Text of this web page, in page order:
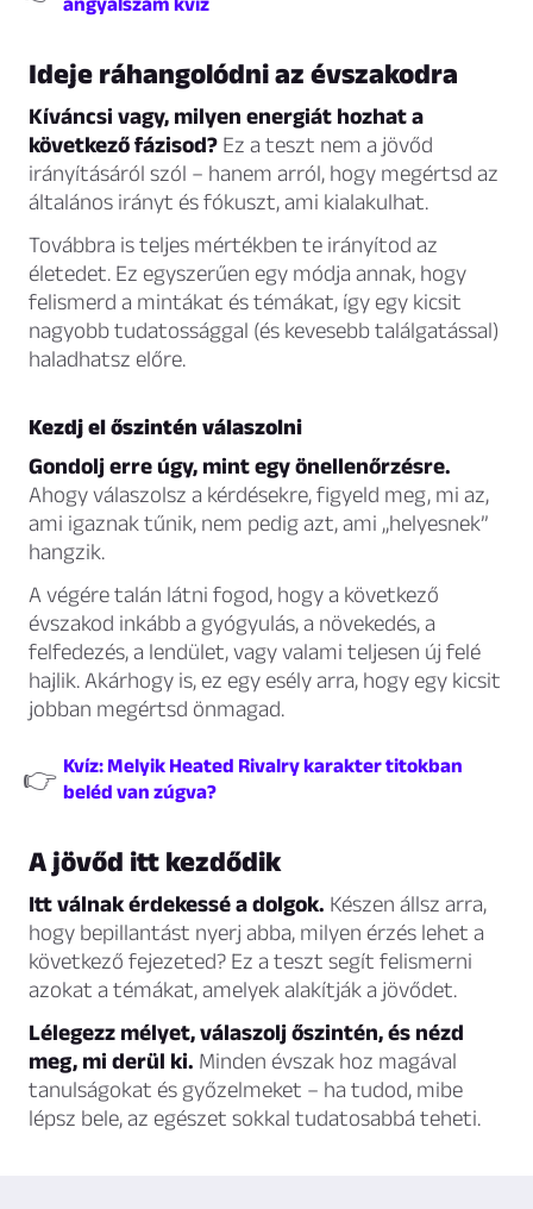
Ideje ráhangolódni az évszakodra
Kíváncsi vagy, milyen energiát hozhat a
következő fázisod? Ez a teszt nem a jövőd
irányításáról szól – hanem arról, hogy megértsd az
általános irányt és fókuszt, ami kialakulhat.
Továbbra is teljes mértékben te irányítod az
életedet. Ez egyszerűen egy módja annak, hogy
felismerd a mintákat és témákat, így egy kicsit
nagyobb tudatossággal (és kevesebb találgatással)
haladhatsz előre.
Kezdj el őszintén válaszolni
Gondolj erre úgy, mint egy önellenőrzésre.
Ahogy válaszolsz a kérdésekre, figyeld meg, mi az,
ami igaznak tűnik, nem pedig azt, ami „helyesnek”
hangzik.
A végére talán látni fogod, hogy a következő
évszakod inkább a gyógyulás, a növekedés, a
felfedezés, a lendület, vagy valami teljesen új felé
hajlik. Akárhogy is, ez egy esély arra, hogy egy kicsit
jobban megértsd önmagad.
👉 Kvíz: Melyik Heated Rivalry karakter titokban
beléd van zúgva?
A jövőd itt kezdődik
Itt válnak érdekessé a dolgok. Készen állsz arra,
hogy bepillantást nyerj abba, milyen érzés lehet a
következő fejezeted? Ez a teszt segít felismerni
azokat a témákat, amelyek alakítják a jövődet.
Lélegezz mélyet, válaszolj őszintén, és nézd
meg, mi derül ki. Minden évszak hoz magával
tanulságokat és győzelmeket – ha tudod, mibe
lépsz bele, az egészet sokkal tudatosabbá teheti.